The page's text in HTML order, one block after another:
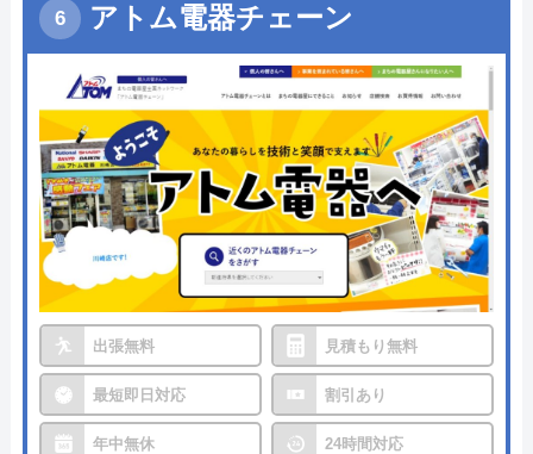
アトム電器チェーン
出張無料 見積もり無料
最短即日対応 割引あり
年中無休 24時間対応